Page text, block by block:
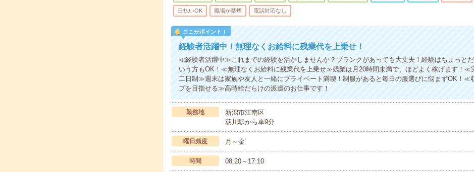
日払いOK 職場が禁煙 電話対応なし
ここがポイント！
経験者活躍中！無理なくお給料に残業代を上乗せ！
≪経験者活躍中≫これまでの経験を活かしませんか？ブランクがあっても大丈夫！経験はちょっと
いう方もOK！≪無理なくお給料に残業代を上乗せ≫残業は月20時間未満で、ほどよく稼げます！≪
二日制≫週末は家族や友人と一緒にプライベート満喫！制服があると毎日の服選びに悩まずOK！≪
プを目指せる≫高時給だらけの派遣のお仕事です！
勤務地
新潟市江南区
荻川駅から車9分
曜日頻度 月～金
時間 08:20～17:10